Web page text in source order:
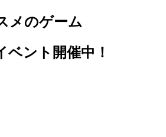
メのゲーム
ベント開催中！